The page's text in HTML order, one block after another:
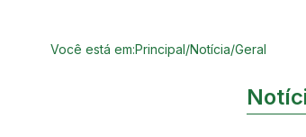
Você está em:Principal/Notícia/Geral